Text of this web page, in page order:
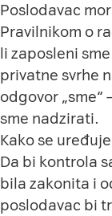
Poslodavac
Pravilnikom o
li zaposleni
privatne svrhe
odgovor „sme“
sme nadzirati.
Kako se
Da bi kontrola
bila zakonita i
poslodavac bi